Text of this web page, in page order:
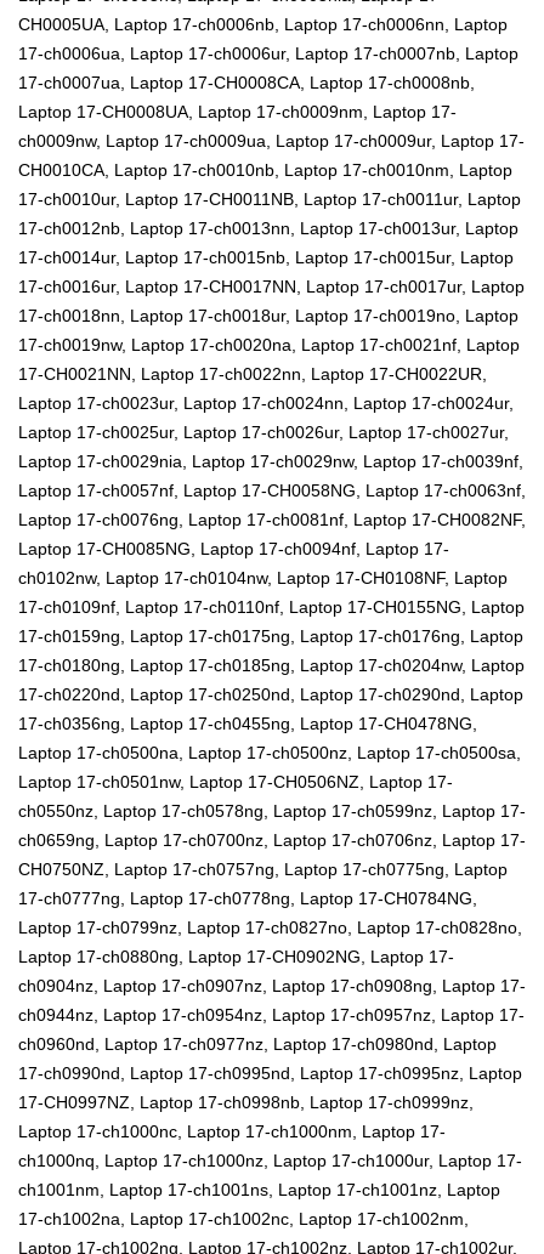
CH0005UA, Laptop 17-ch0006nb, Laptop 17-ch0006nn, Laptop
17-ch0006ua, Laptop 17-ch0006ur, Laptop 17-ch0007nb, Laptop
17-ch0007ua, Laptop 17-CH0008CA, Laptop 17-ch0008nb,
Laptop 17-CH0008UA, Laptop 17-ch0009nm, Laptop 17-
ch0009nw, Laptop 17-ch0009ua, Laptop 17-ch0009ur, Laptop 17-
CH0010CA, Laptop 17-ch0010nb, Laptop 17-ch0010nm, Laptop
17-ch0010ur, Laptop 17-CH0011NB, Laptop 17-ch0011ur, Laptop
17-ch0012nb, Laptop 17-ch0013nn, Laptop 17-ch0013ur, Laptop
17-ch0014ur, Laptop 17-ch0015nb, Laptop 17-ch0015ur, Laptop
17-ch0016ur, Laptop 17-CH0017NN, Laptop 17-ch0017ur, Laptop
17-ch0018nn, Laptop 17-ch0018ur, Laptop 17-ch0019no, Laptop
17-ch0019nw, Laptop 17-ch0020na, Laptop 17-ch0021nf, Laptop
17-CH0021NN, Laptop 17-ch0022nn, Laptop 17-CH0022UR,
Laptop 17-ch0023ur, Laptop 17-ch0024nn, Laptop 17-ch0024ur,
Laptop 17-ch0025ur, Laptop 17-ch0026ur, Laptop 17-ch0027ur,
Laptop 17-ch0029nia, Laptop 17-ch0029nw, Laptop 17-ch0039nf,
Laptop 17-ch0057nf, Laptop 17-CH0058NG, Laptop 17-ch0063nf,
Laptop 17-ch0076ng, Laptop 17-ch0081nf, Laptop 17-CH0082NF,
Laptop 17-CH0085NG, Laptop 17-ch0094nf, Laptop 17-
ch0102nw, Laptop 17-ch0104nw, Laptop 17-CH0108NF, Laptop
17-ch0109nf, Laptop 17-ch0110nf, Laptop 17-CH0155NG, Laptop
17-ch0159ng, Laptop 17-ch0175ng, Laptop 17-ch0176ng, Laptop
17-ch0180ng, Laptop 17-ch0185ng, Laptop 17-ch0204nw, Laptop
17-ch0220nd, Laptop 17-ch0250nd, Laptop 17-ch0290nd, Laptop
17-ch0356ng, Laptop 17-ch0455ng, Laptop 17-CH0478NG,
Laptop 17-ch0500na, Laptop 17-ch0500nz, Laptop 17-ch0500sa,
Laptop 17-ch0501nw, Laptop 17-CH0506NZ, Laptop 17-
ch0550nz, Laptop 17-ch0578ng, Laptop 17-ch0599nz, Laptop 17-
ch0659ng, Laptop 17-ch0700nz, Laptop 17-ch0706nz, Laptop 17-
CH0750NZ, Laptop 17-ch0757ng, Laptop 17-ch0775ng, Laptop
17-ch0777ng, Laptop 17-ch0778ng, Laptop 17-CH0784NG,
Laptop 17-ch0799nz, Laptop 17-ch0827no, Laptop 17-ch0828no,
Laptop 17-ch0880ng, Laptop 17-CH0902NG, Laptop 17-
ch0904nz, Laptop 17-ch0907nz, Laptop 17-ch0908ng, Laptop 17-
ch0944nz, Laptop 17-ch0954nz, Laptop 17-ch0957nz, Laptop 17-
ch0960nd, Laptop 17-ch0977nz, Laptop 17-ch0980nd, Laptop
17-ch0990nd, Laptop 17-ch0995nd, Laptop 17-ch0995nz, Laptop
17-CH0997NZ, Laptop 17-ch0998nb, Laptop 17-ch0999nz,
Laptop 17-ch1000nc, Laptop 17-ch1000nm, Laptop 17-
ch1000nq, Laptop 17-ch1000nz, Laptop 17-ch1000ur, Laptop 17-
ch1001nm, Laptop 17-ch1001ns, Laptop 17-ch1001nz, Laptop
17-ch1002na, Laptop 17-ch1002nc, Laptop 17-ch1002nm,
Laptop 17-ch1002nq, Laptop 17-ch1002nz, Laptop 17-ch1002ur,